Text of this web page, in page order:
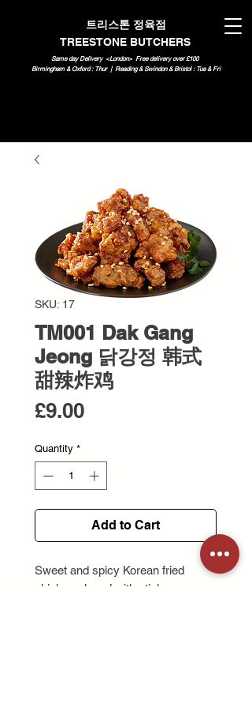
트리스톤 정육점
TREESTONE BUTCHERS
Same day Delivery <London> Free delivery over £100
Birmingham & Oxford : Thur | Reading & Swindon & Bristol : Tue & Fri
SKU: 17
TM001 Dak Gang
Jeong 닭강정 韩式
甜辣炸鸡
£9.00Price
Quantity *
Add to Cart
Sweet and spicy Korean fried
chicken glazed with sticky sauce